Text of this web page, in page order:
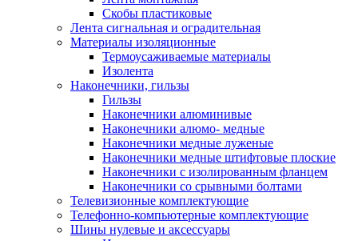
Скобы пластиковые
Лента сигнальная и оградительная
Материалы изоляционные
Термоусаживаемые матeриалы
Изолента
Наконечники, гильзы
Гильзы
Наконечники алюминивые
Наконечники алюмо- медные
Наконечники медные луженые
Наконечники медные штифтовые плоские
Наконечники с изолированным фланцем
Наконечники со срывными болтами
Телевизионные комплектующие
Телефонно-компьютерные комплектующие
Шины нулевые и аксессуары